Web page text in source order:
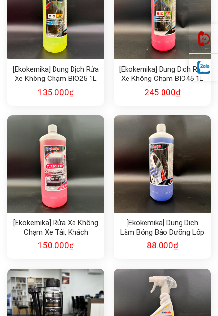
[Ekokemika] Dung Dịch Rửa
Xe Không Chạm BIO25 1L
135.000₫
[Ekokemika] Dung Dịch Rửa
Xe Không Chạm BIO45 1L
245.000₫
[Ekokemika] Rửa Xe Không
Chạm Xe Tải, Khách
TURBO X12 1L
150.000₫
[Ekokemika] Dung Dịch
Làm Bóng Bảo Dưỡng Lốp
Black Brill 1L
88.000₫